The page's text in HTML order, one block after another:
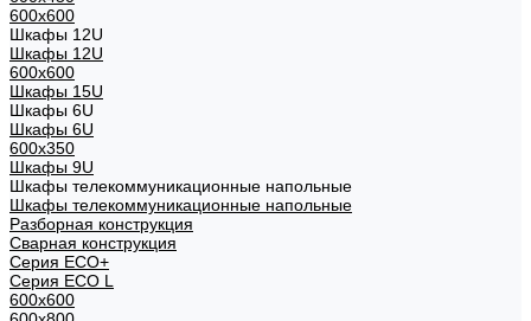
600x600
Шкафы 12U
Шкафы 12U
600x600
Шкафы 15U
Шкафы 6U
Шкафы 6U
600x350
Шкафы 9U
Шкафы телекоммуникационные напольные
Шкафы телекоммуникационные напольные
Разборная конструкция
Сварная конструкция
Серия ECO+
Серия ECO L
600x600